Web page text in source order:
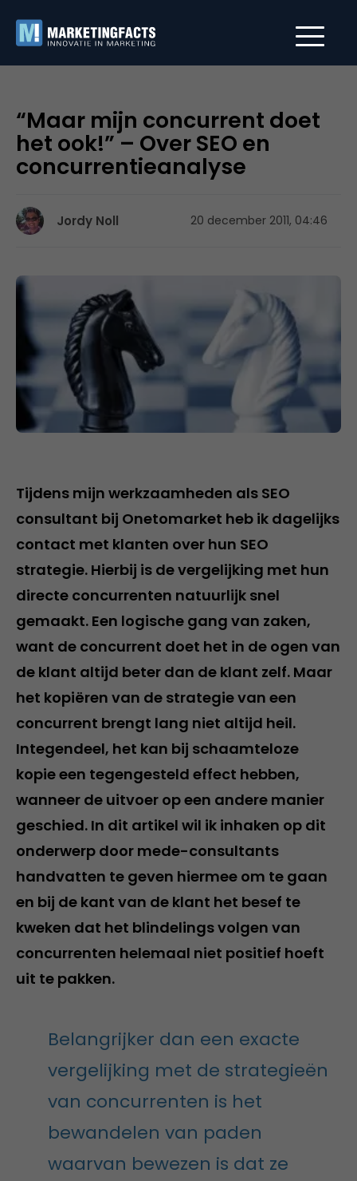
“Maar mijn concurrent doet
het ook!” – Over SEO en
concurrentieanalyse
Jordy Noll 20 december 2011, 04:46
Tijdens mijn werkzaamheden als SEO
consultant bij Onetomarket heb ik dagelijks
contact met klanten over hun SEO
strategie. Hierbij is de vergelijking met hun
directe concurrenten natuurlijk snel
gemaakt. Een logische gang van zaken,
want de concurrent doet het in de ogen van
de klant altijd beter dan de klant zelf. Maar
het kopiëren van de strategie van een
concurrent brengt lang niet altijd heil.
Integendeel, het kan bij schaamteloze
kopie een tegengesteld effect hebben,
wanneer de uitvoer op een andere manier
geschied. In dit artikel wil ik inhaken op dit
onderwerp door mede-consultants
handvatten te geven hiermee om te gaan
en bij de kant van de klant het besef te
kweken dat het blindelings volgen van
concurrenten helemaal niet positief hoeft
uit te pakken.
Belangrijker dan een exacte
vergelijking met de strategieën
van concurrenten is het
bewandelen van paden
waarvan bewezen is dat ze